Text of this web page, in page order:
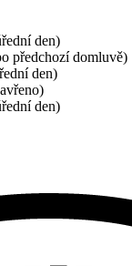
den)
předchozí domluvě)
den)
den)